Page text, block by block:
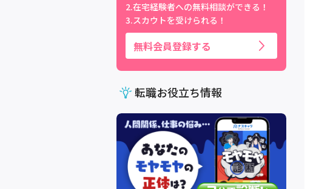
2.在宅経験者への無料相談ができる！
3.スカウトを受けられる！
無料会員登録する
転職お役立ち情報